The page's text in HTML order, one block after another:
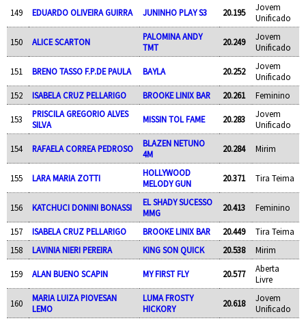
149 EDUARDO OLIVEIRA GUIRRA JUNINHO PLAY S3 20.195
Jovem
Unificado
150 ALICE SCARTON
PALOMINA ANDY
TMT
20.249
Jovem
Unificado
151 BRENO TASSO F.P.DE PAULA BAYLA 20.252
Jovem
Unificado
152
ISABELA CRUZ PELLARIGO BROOKE LINIX BAR 20.261 Feminino
153
PRISCILA GREGORIO ALVES
SILVA
MISSIN TOL FAME 20.283
Jovem
Unificado
154 RAFAELA CORREA PEDROSO
BLAZEN NETUNO
4M
20.284 Mirim
155 LARA MARIA ZOTTI
HOLLYWOOD
MELODY GUN
20.371 Tira Teima
156 KATCHUCI DONINI BONASSI
EL SHADY SUCESSO
MMG
20.413 Feminino
157 ISABELA CRUZ PELLARIGO BROOKE LINIX BAR 20.449
Tira Teima
158
LAVINIA NIERI PEREIRA KING SON QUICK 20.538 Mirim
159 ALAN BUENO SCAPIN MY FIRST FLY 20.577
Aberta
Livre
160
MARIA LUIZA PIOVESAN
LEMO
LUMA FROSTY
HICKORY
20.618
Jovem
Unificado